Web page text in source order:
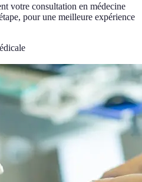
votre consultation en médecine
pour une meilleure expérience